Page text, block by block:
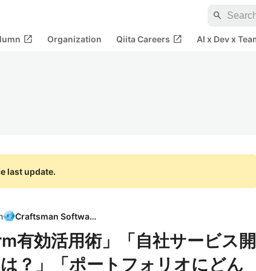
search
open_in_new Organization Qiita Careers open_in_new AI x Dev x
last update.
Craftsman Software
有効活用術」「自社サービス開
？」「ポートフォリオにどん